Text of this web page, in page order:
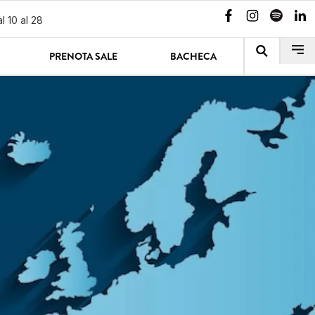
10 al 28
PRENOTA SALE BACHECA